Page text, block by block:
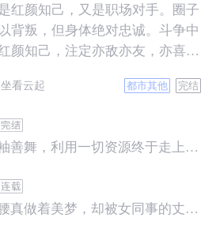
红颜知己，又是职场对手。圈子
背叛，但身体绝对忠诚。斗争中
颜知己，注定亦敌亦友，亦喜亦
坐看云起 都市其他 完结
一个农村小人物，长袖善舞，利用一切资源终于走上人生巅峰
秦书凯抱着女同事的腰真做着美梦，却被女同事的丈夫发现，解释说是正常工作......被打击报复，得到漂亮女邻居的帮助，从此不断高升……